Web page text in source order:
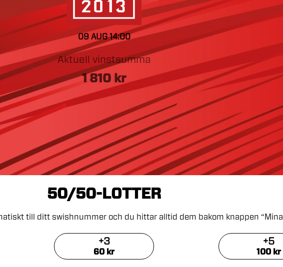
09 AUG 14:00
Aktuell vinstsumma
1 810 kr
50/50-LOTTER
till ditt swishnummer och du hittar alltid dem bakom knappen “Mina
+3
60kr
+5
100kr